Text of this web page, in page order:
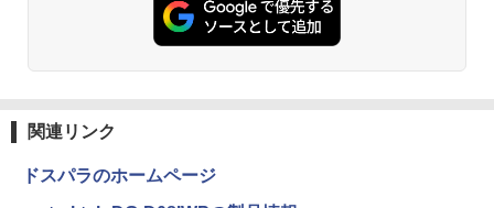
関連リンク
ドスパラのホームページ